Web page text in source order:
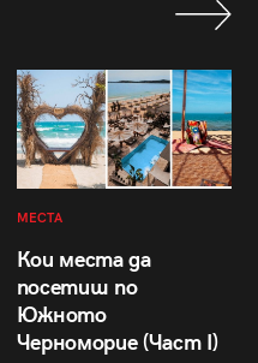
МЕСТА
Кои места да
посетиш по
Южното
Черноморие (Част I)